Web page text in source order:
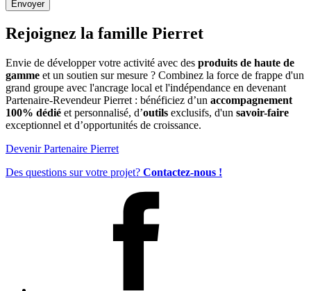
Rejoignez la famille Pierret
Envie de développer votre activité avec des produits de haute de
gamme et un soutien sur mesure ? Combinez la force de frappe d'un
grand groupe avec l'ancrage local et l'indépendance en devenant
Partenaire-Revendeur Pierret : bénéficiez d’un accompagnement
100% dédié et personnalisé, d’outils exclusifs, d'un savoir-faire
exceptionnel et d’opportunités de croissance.
Devenir Partenaire Pierret
Des questions sur votre projet? Contactez-nous !